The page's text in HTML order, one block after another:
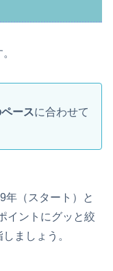
ースに合わせて
年（スタート）と
イントにグッと絞
ましょう。